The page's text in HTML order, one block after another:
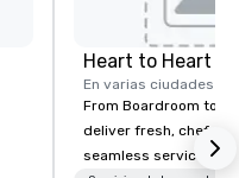
Heart to Heart
En varias ciudades
From Boardroom to
deliver fresh, chef-
seamless service.